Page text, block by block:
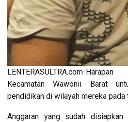
LENTERASULTRA.com-
Kecamatan Wawonii Barat
pendidikan di wilayah mereka pada
Anggaran yang sudah disiapkan